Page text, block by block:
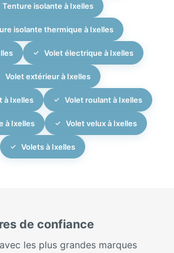
Tenture isolante à Ixelles
isolante thermique à Ixelles
Volet électrique à Ixelles
Volet extérieur à Ixelles
à Ixelles Volet roulant à Ixelles
à Ixelles Volet velux à Ixelles
Volets à Ixelles
de confiance
les plus grandes marques